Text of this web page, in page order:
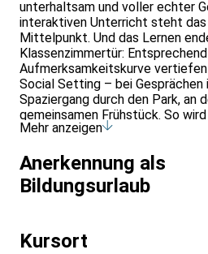
unterhaltsam und voller echter
interaktiven Unterricht steht
Mittelpunkt. Und das Lernen
Klassenzimmertür:
Aufmerksamkeitskurve vertiefen
Social Setting – bei Gesprächen
Spaziergang durch den Park, an
gemeinsamen Frühstück. So
bleibt nachhaltig im Kopf. Ihre
Trainerin Mina gestaltet Ihren
praxisnah und erlebnisreich –
Motivation und Lernerfolg. Der
unseren neu renovierten,
verbindet. Diesen Kurs können
Mehr anzeigen
Anerkennung als
Bildungsurlaub
Kursort